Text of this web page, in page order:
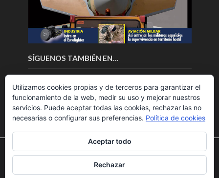
SÍGUENOS TAMBIÉN EN…
Copyright © 2018.Fly News.Noticias aerospacial
Utilizamos cookies para ofrecerte la mejor experiencia en
nuestra web.
Puedes aprender más sobre qué cookies utilizamos o
desactivarlas en losajustes.
Utilizamos cookies propias y de terceros para garantizar el
funcionamiento de la web, medir su uso y mejorar nuestros
servicios. Puede aceptar todas las cookies, rechazar las no
necesarias o configurar sus preferencias. Política de cookies
Aceptar todo
Rechazar